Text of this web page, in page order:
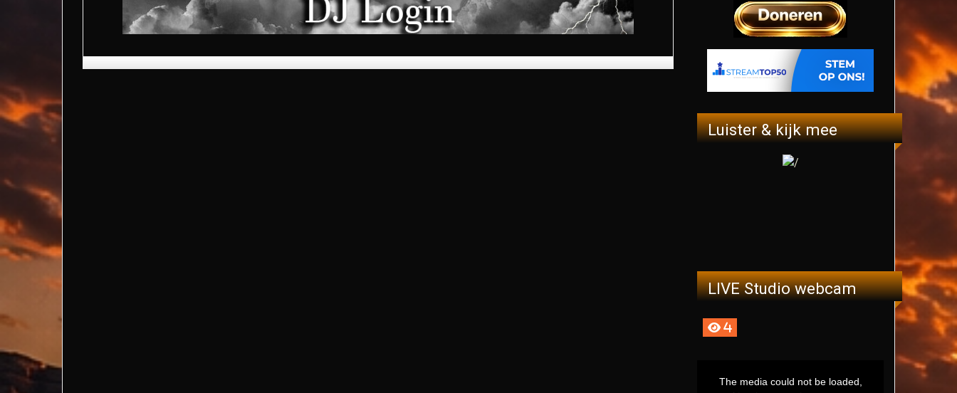
Luister & kijk mee
LIVE Studio webcam